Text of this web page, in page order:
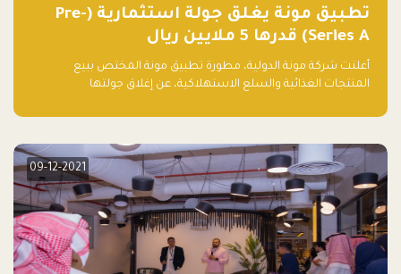
تطبيق مونة يغلق جولة استثمارية (Pre-
Series A) قدرها 5 ملايين ريال
أعلنت شركة مونة الدولية، مطورة تطبيق مونة المختص ببيع
المنتجات الغذائية والسلع الاستهلاكية، عن إغلاق جولتها
دولار أمريكي)، بقيادة شركتي دعم المنشآت المحدودة وتسارع القابضة
09-12-2021